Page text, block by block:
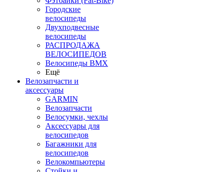
Городские
велосипеды
Двухподвесные
велосипеды
РАСПРОДАЖА
ВЕЛОСИПЕДОВ
Велосипеды BMX
Ещё
Велозапчасти и
аксессуары
GARMIN
Велозапчасти
Велосумки, чехлы
Аксессуары для
велосипедов
Багажники для
велосипедов
Велокомпьютеры